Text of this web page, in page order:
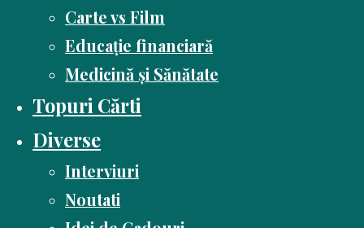
Carte vs Film
Educație financiară
Medicină și Sănătate
Topuri Cărti
Diverse
Interviuri
Noutati